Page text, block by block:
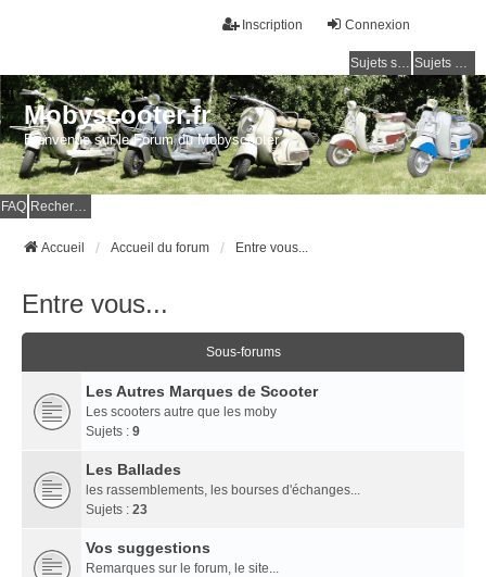
Connexion
Inscription
Sujets sans réponse Sujets actifs
Mobyscooter.fr
Bienvenue sur le Forum du Mobyscooter
FAQ Rechercher
Accueil Accueil du forum Entre vous...
Entre vous...
Sous-forums
Les Autres Marques de Scooter
Les scooters autre que les moby
Sujets : 9
Les Ballades
les rassemblements, les bourses d'échanges...
Sujets : 23
Vos suggestions
Remarques sur le forum, le site...